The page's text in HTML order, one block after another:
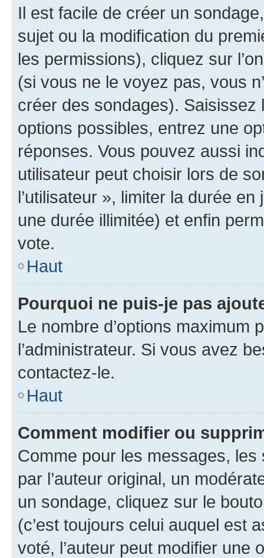
Il est facile de créer un
sujet ou la modification du
les permissions), cliquez sur
(si vous ne le voyez pas, vous
créer des sondages).
options possibles, entrez une
réponses. Vous pouvez aussi
utilisateur peut choisir lors de
l’utilisateur », limiter la durée
une durée illimitée) et enfin
vote.
Haut
Pourquoi ne puis-je pas
Le nombre d’options maximum
l’administrateur. Si vous avez
contactez-le.
Haut
Comment modifier ou
Comme pour les messages,
par l’auteur original, un
un sondage, cliquez sur le
(c’est toujours celui auquel est
voté, l’auteur peut modifier une